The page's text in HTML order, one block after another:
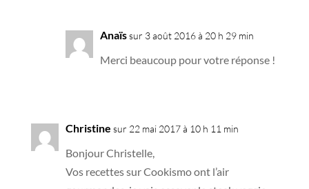
Anaïssur 3 août 2016 à 20 h 29 min
Merci beaucoup pour votre réponse !
Christine sur 22 mai 2017 à 10 h 11 min
Bonjour Christelle,
Vos recettes sur Cookismo ont l’air